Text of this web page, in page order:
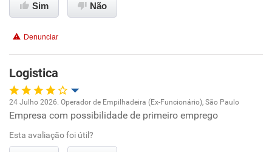
Conciliação com a vida familiar
Recomenda esta empresa
Recomenda a diretoria
Sim Não
Denunciar
Logistica
Oportunidade de promoção
Ambiente de trabalho
24 Julho 2026. Operador de Empilhadeira (Ex-Funcionário), São Paulo
Empresa com possibilidade de primeiro emprego
Esta avaliação foi útil?